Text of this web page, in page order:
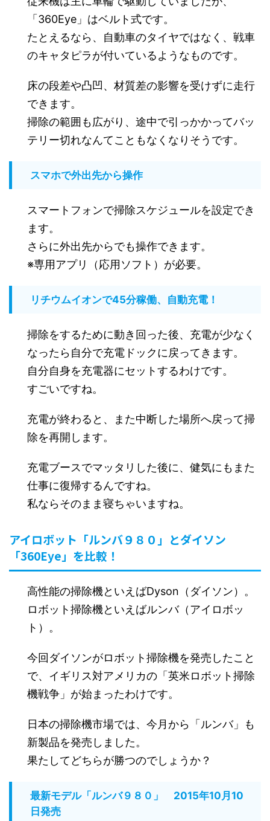
「360Eye」はベルト式です。
たとえるなら、自動車のタイヤではなく、戦車
のキャタピラが付いているようなものです。
床の段差や凸凹、材質差の影響を受けずに走行
できます。
掃除の範囲も広がり、途中で引っかかってバッ
テリー切れなんてこともなくなりそうです。
スマホで外出先から操作
スマートフォンで掃除スケジュールを設定でき
ます。
さらに外出先からでも操作できます。
※専用アプリ（応用ソフト）が必要。
リチウムイオンで45分稼働、自動充電！
掃除をするために動き回った後、充電が少なく
なったら自分で充電ドックに戻ってきます。
自分自身を充電器にセットするわけです。
すごいですね。
充電が終わると、また中断した場所へ戻って掃
除を再開します。
充電ブースでマッタリした後に、健気にもまた
仕事に復帰するんですね。
私ならそのまま寝ちゃいますね。
アイロボット「ルンバ９８０」とダイソン
「360Eye」を比較！
高性能の掃除機といえばDyson（ダイソン）。
ロボット掃除機といえばルンバ（アイロボッ
ト）。
今回ダイソンがロボット掃除機を発売したこと
で、イギリス対アメリカの「英米ロボット掃除
機戦争」が始まったわけです。
日本の掃除機市場では、今月から「ルンバ」も
新製品を発売しました。
果たしてどちらが勝つのでしょうか？
最新モデル「ルンバ９８０」 2015年10月10
日発売